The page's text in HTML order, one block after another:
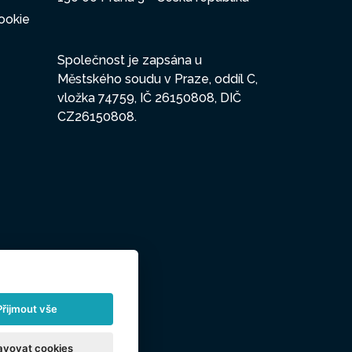
Společnost je zapsána u
Městského soudu v Praze, oddíl C,
vložka 74759, IČ 26150808, DIČ
CZ26150808.
vše
cookies